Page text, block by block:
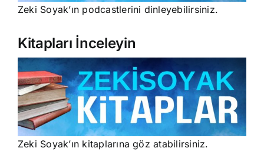
Zeki Soyak’ın podcastlerini dinleyebilirsiniz.
Kitapları İnceleyin
Zeki Soyak’ın kitaplarına göz atabilirsiniz.